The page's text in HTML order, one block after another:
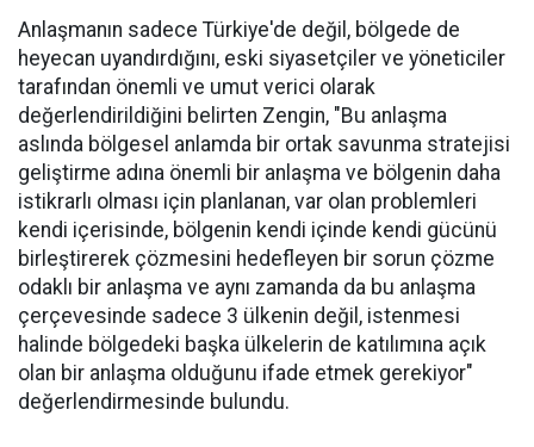
Anlaşmanın sadece Türkiye'de değil, bölgede de
heyecan uyandırdığını, eski siyasetçiler ve yöneticiler
tarafından önemli ve umut verici olarak
değerlendirildiğini belirten Zengin, "Bu anlaşma
aslında bölgesel anlamda bir ortak savunma stratejisi
geliştirme adına önemli bir anlaşma ve bölgenin daha
istikrarlı olması için planlanan, var olan problemleri
kendi içerisinde, bölgenin kendi içinde kendi gücünü
birleştirerek çözmesini hedefleyen bir sorun çözme
odaklı bir anlaşma ve aynı zamanda da bu anlaşma
çerçevesinde sadece 3 ülkenin değil, istenmesi
halinde bölgedeki başka ülkelerin de katılımına açık
olan bir anlaşma olduğunu ifade etmek gerekiyor"
değerlendirmesinde bulundu.